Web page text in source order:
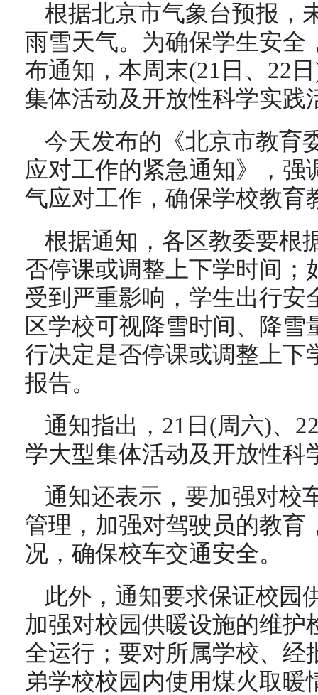
根据北京市气象台预报，
雨雪天气。为确保学生安全
布通知，本周末(21日、22
集体活动及开放性科学实践
今天发布的《北京市教育
应对工作的紧急通知》，强
气应对工作，确保学校教育
根据通知，各区教委要根
否停课或调整上下学时间；
受到严重影响，学生出行安
区学校可视降雪时间、降
行决定是否停课或调整上下
报告。
通知指出，21日(周六)、
学大型集体活动及开放性科
通知还表示，要加强对校
管理，加强对驾驶员的教育
况，确保校车交通安全。
此外，通知要求保证校园
加强对校园供暖设施的维护
全运行；要对所属学校、经
弟学校校园内使用煤火取